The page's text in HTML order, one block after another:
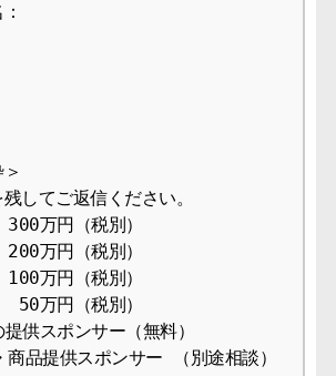
してご返信ください。
万円（税別）
万円（税別）
万円（税別）
万円（税別）
供スポンサー（無料）
品提供スポンサー （別途相談）